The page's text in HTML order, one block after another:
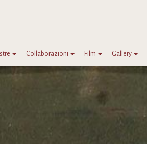
Collaborazioni Film Gallery